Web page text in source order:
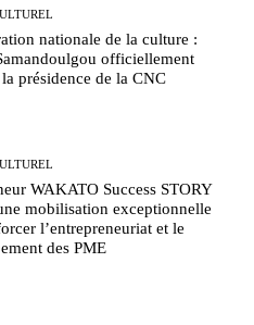
nationale de la culture :
officiellement
présidence de la CNC
WAKATO Success STORY
mobilisation exceptionnelle
l’entrepreneuriat et le
des PME